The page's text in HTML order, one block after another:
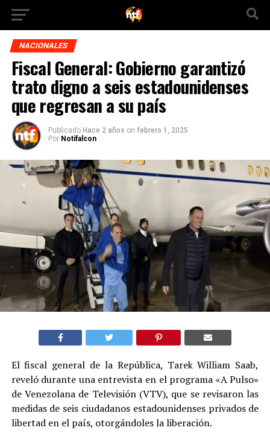
NACIONALES
Fiscal General: Gobierno garantizó
trato digno a seis estadounidenses
que regresan a su país
Publicado Hace 2 años on febrero 1, 2025
Por Notifalcon
El fiscal general de la República, Tarek William Saab,
reveló durante una entrevista en el programa «A Pulso»
de Venezolana de Televisión (VTV), que se revisaron las
medidas de seis ciudadanos estadounidenses privados de
libertad en el país, otorgándoles la liberación.